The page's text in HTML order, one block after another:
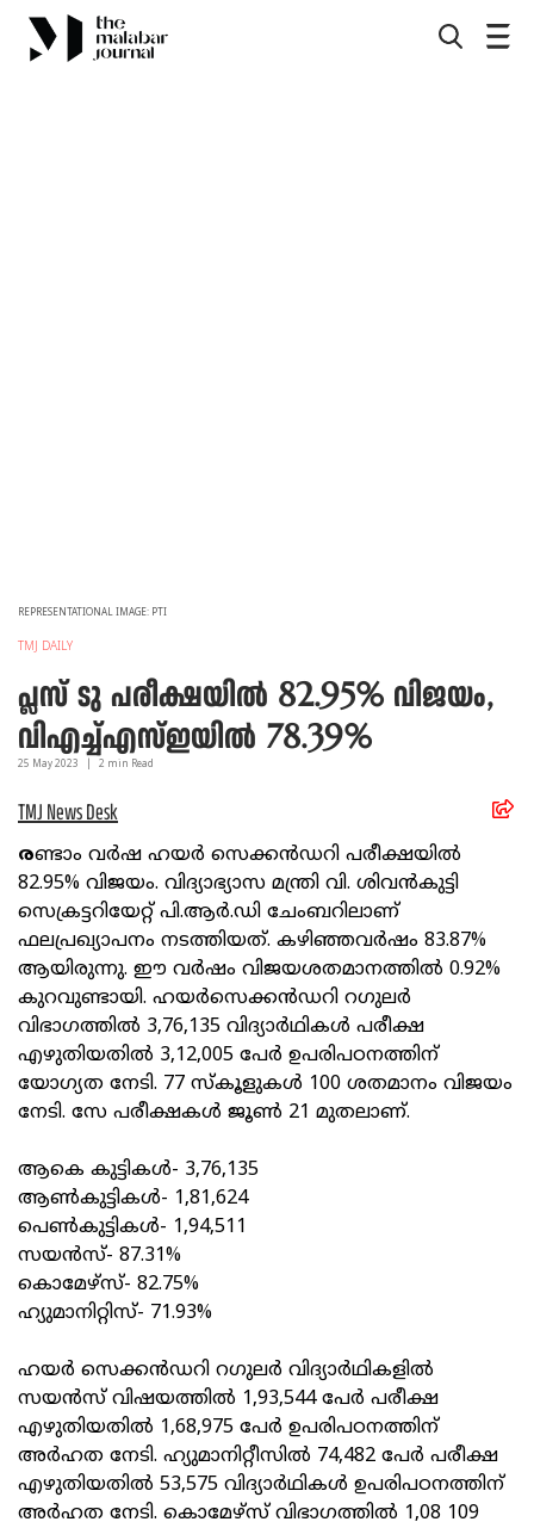
REPRESENTATIONAL IMAGE: PTI
TMJ DAILY
പ്ലസ് ടു പരീക്ഷയിൽ 82.95% വിജയം,
വിഎച്ച്എസ്ഇയിൽ 78.39%
25 May 2023 2 min Read
TMJ News Desk
രണ്ടാം വർഷ ഹയർ സെക്കൻഡറി പരീക്ഷയിൽ
82.95% വിജയം. വിദ്യാഭ്യാസ മന്ത്രി വി. ശിവൻകുട്ടി
സെക്രട്ടറിയേറ്റ് പി.ആർ.ഡി ചേംബറിലാണ്
ഫലപ്രഖ്യാപനം നടത്തിയത്. കഴിഞ്ഞവർഷം 83.87%
ആയിരുന്നു. ഈ വർഷം വിജയശതമാനത്തിൽ 0.92%
കുറവുണ്ടായി. ഹയർസെക്കൻഡറി റഗുലർ
വിഭാഗത്തിൽ 3,76,135 വിദ്യാർഥികൾ പരീക്ഷ
എഴുതിയതിൽ 3,12,005 പേർ ഉപരിപഠനത്തിന്
യോഗ്യത നേടി. 77 സ്‌കൂളുകൾ 100 ശതമാനം വിജയം
നേടി. സേ പരീക്ഷകൾ ജൂൺ 21 മുതലാണ്.
ആകെ കുട്ടികൾ- 3,76,135
ആൺകുട്ടികൾ- 1,81,624
പെൺകുട്ടികൾ- 1,94,511
സയൻസ്- 87.31%
കൊമേഴ്‌സ്- 82.75%
ഹ്യുമാനിറ്റിസ്- 71.93%
ഹയർ സെക്കൻഡറി റഗുലർ വിദ്യാർഥികളിൽ
സയൻസ് വിഷയത്തിൽ 1,93,544 പേർ പരീക്ഷ
എഴുതിയതിൽ 1,68,975 പേർ ഉപരിപഠനത്തിന്
അർഹത നേടി. ഹ്യുമാനിറ്റീസിൽ 74,482 പേർ പരീക്ഷ
എഴുതിയതിൽ 53,575 വിദ്യാർഥികൾ ഉപരിപഠനത്തിന്
അർഹത നേടി. കൊമേഴ്‌സ് വിഭാഗത്തിൽ 1,08 109